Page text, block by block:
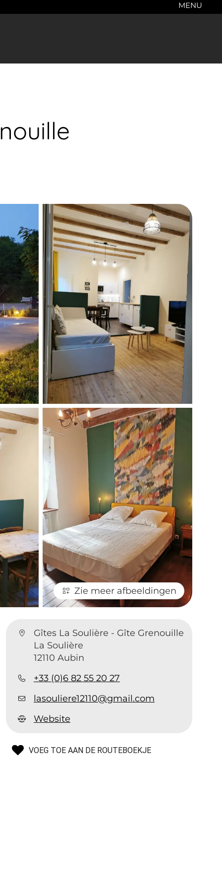
MENU
Zie meer afbeeldingen
Gîtes La Soulière - Gîte Grenouille
La Soulière
12110 Aubin
+33 (0)6 82 55 20 27
lasouliere12110@gmail.com
Website
VOEG TOE AAN DE ROUTEBOEKJE